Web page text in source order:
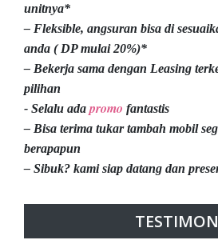
unitnya*
– Fleksible, angsuran bisa di
anda ( DP mulai 20%)*
– Bekerja sama dengan Leasing
pilihan
- Selalu ada promo fantastis
– Bisa terima tukar tambah mobil
berapapun
– Sibuk? kami siap datang dan